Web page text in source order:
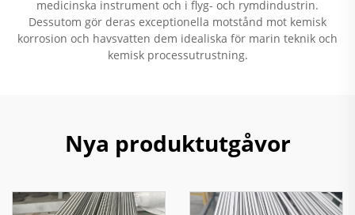
medicinska instrument och i flyg- och rymdindustrin.
Dessutom gör deras exceptionella motstånd mot kemisk
korrosion och havsvatten dem idealiska för marin teknik och
kemisk processutrustning.
Nya produktutgåvor